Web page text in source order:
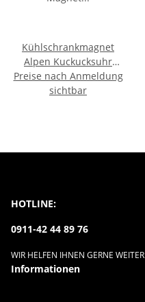
Kühlschrankmagnet
Alpen Kuckucksuhr
Magnet
Urlaubserinnerung
Preise nach Anmeldung
sichtbar
HOTLINE:
0911-42 44 89 76
WIR HELFEN IHNEN GERNE WEITER
Informationen